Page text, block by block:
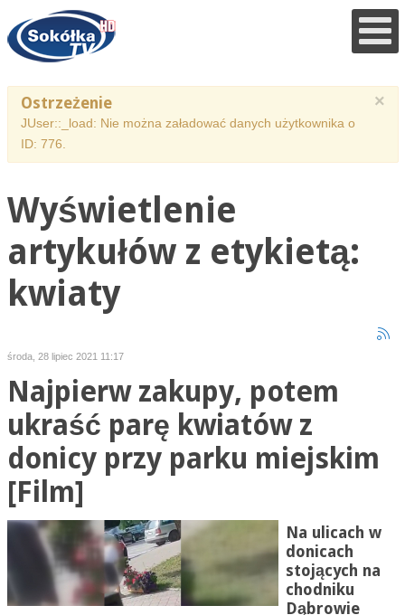
×
Ostrzeżenie
JUser::_load: Nie można załadować danych użytkownika o
ID: 776.
Wyświetlenie
artykułów z etykietą:
kwiaty
środa, 28 lipiec 2021 11:17
Najpierw zakupy, potem
ukraść parę kwiatów z
donicy przy parku miejskim
[Film]
Na ulicach w
donicach
stojących na
chodniku
Dąbrowie